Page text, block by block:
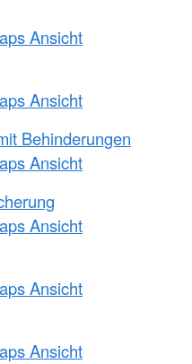
Ansicht
Ansicht
Behinderungen
Ansicht
Ansicht
Ansicht
Ansicht